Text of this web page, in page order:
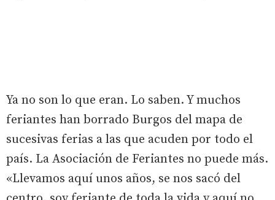
Ya no son lo que eran. Lo saben. Y muchos
feriantes han borrado Burgos del mapa de
sucesivas ferias a las que acuden por todo el
país. La Asociación de Feriantes no puede más.
«Llevamos aquí unos años, se nos sacó del